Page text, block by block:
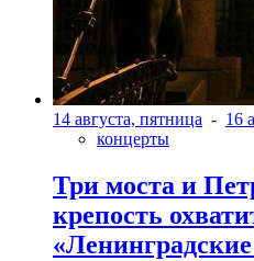
14 августа, пятница - 16
концерты
Три моста и
крепость